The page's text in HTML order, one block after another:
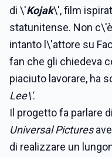
di \'Kojak\', film
statunitense. Non
intanto l\'attore su
fan che gli chiedeva
piaciuto lavorare, ha
Lee\'.
Il progetto fa parlare
Universal Pictures
di realizzare un